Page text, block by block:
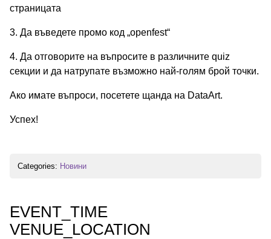
страницата
3. Да въведете промо код „openfest“
4. Да отговорите на въпросите в различните quiz
секции и да натрупате възможно най-голям брой точки.
Ако имате въпроси, посетете щанда на DataArt.
Успех!
Categories: Новини
EVENT_TIME
VENUE_LOCATION